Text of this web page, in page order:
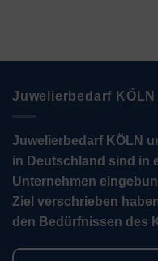
Juwelierbedarf KÖLN
Juwelierbedarf KÖLN
in Deutschland sind in
Unternehmen
Ziel verschrieben
den Bedürfnissen des